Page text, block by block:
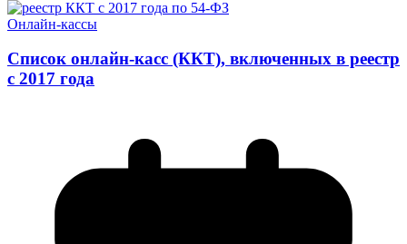
Онлайн-кассы
Список онлайн-касс (ККТ), включенных в реестр
с 2017 года